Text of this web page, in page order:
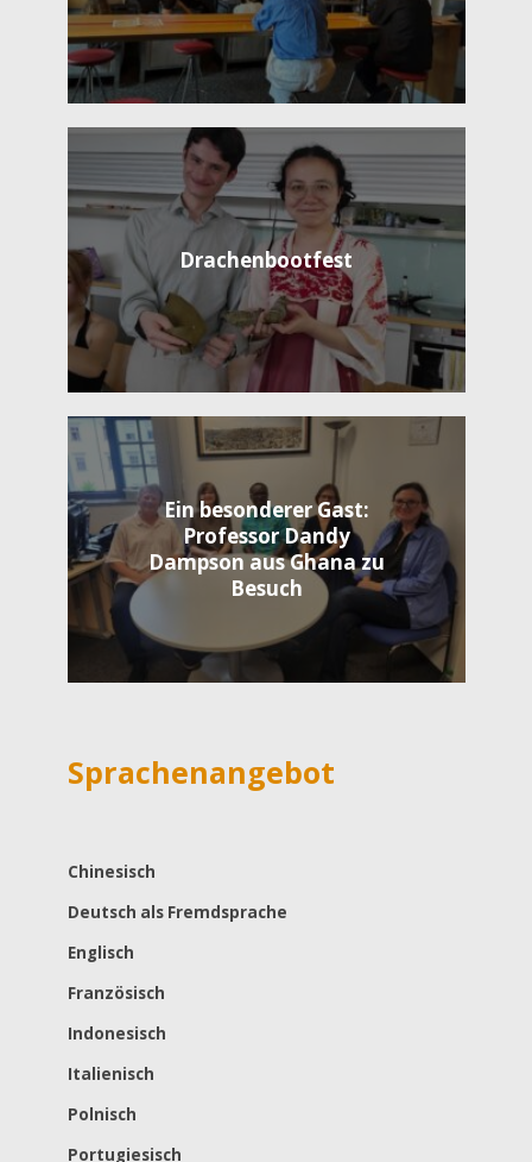
Drachenbootfest
Ein besonderer Gast:
Professor Dandy
Dampson aus Ghana zu
Besuch
Sprachenangebot
Chinesisch
Deutsch als Fremdsprache
Englisch
Französisch
Indonesisch
Italienisch
Polnisch
Portugiesisch